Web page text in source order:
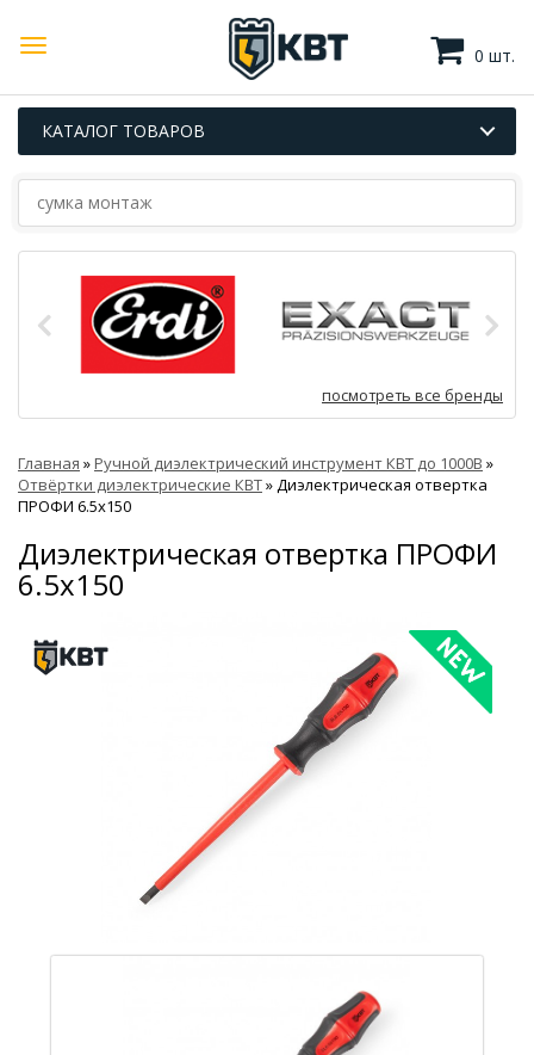
0 шт.
КАТАЛОГ ТОВАРОВ
посмотреть все бренды
Главная »Ручной диэлектрический инструмент КВТ до 1000В »
Отвёртки диэлектрические КВТ» Диэлектрическая отвертка
ПРОФИ 6.5х150
Диэлектрическая отвертка ПРОФИ
6.5х150